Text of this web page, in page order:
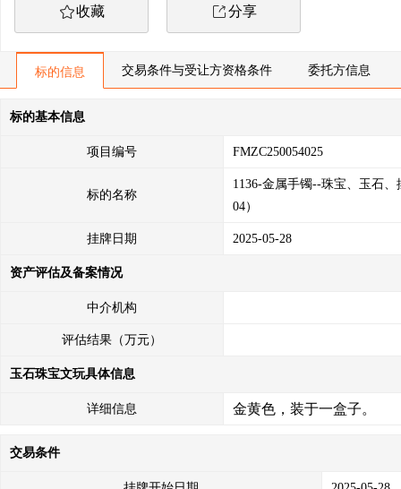
收藏 分享
标的信息 交易条件与受让方资格条件 委托方信息
标的基本信息
项目编号 FMZC250054025
标的名称
1136-金属手镯--珠宝、玉石
04）
挂牌日期 2025-05-28
资产评估及备案情况
中介机构
评估结果（万元）
玉石珠宝文玩具体信息
详细信息 金黄色，装于一盒子。
交易条件